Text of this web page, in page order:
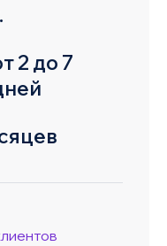
2 до 7